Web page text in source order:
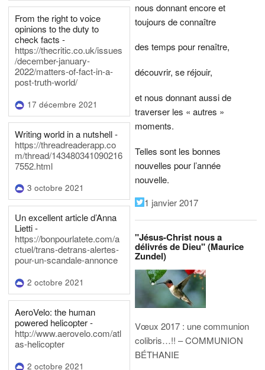
From the right to voice
opinions to the duty to
check facts -
https://thecritic.co.uk/issues
/december-january-
2022/matters-of-fact-in-a-
post-truth-world/
17 décembre 2021
Writing world in a nutshell -
https://threadreaderapp.co
m/thread/143480341090216
7552.html
3 octobre 2021
Un excellent article d’Anna
Lietti -
https://bonpourlatete.com/a
ctuel/trans-detrans-alertes-
pour-un-scandale-annonce
2 octobre 2021
AeroVelo: the human
powered helicopter -
http://www.aerovelo.com/atl
as-helicopter
2 octobre 2021
nous donnant encore et
toujours de connaître
des temps pour renaître,
découvrir, se réjouir,
et nous donnant aussi de
traverser les « autres »
moments.
Telles sont les bonnes
nouvelles pour l’année
nouvelle.
1 janvier 2017
"Jésus-Christ nous a
délivrés de Dieu" (Maurice
Zundel)
Vœux 2017 : une communion
colibris…!! – COMMUNION
BÉTHANIE